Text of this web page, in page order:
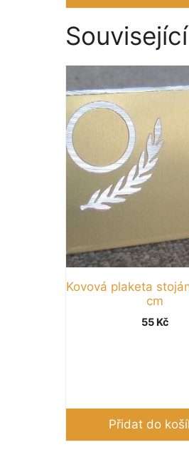
Kovová plaketa
cm
55 Kč
Přidat do